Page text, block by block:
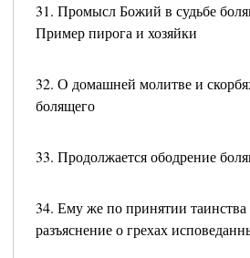
31. Промысл Божий в судьбе
Пример пирога и хозяйки
32. О домашней молитве и
болящего
33. Продолжается ободрение
34. Ему же по принятии таинства
разъяснение о грехах